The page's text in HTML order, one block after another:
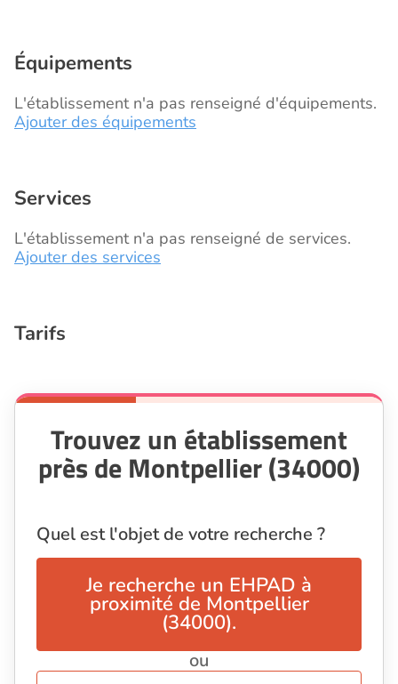
Équipements
L'établissement n'a pas renseigné d'équipements.
Ajouter des équipements
Services
L'établissement n'a pas renseigné de services.
Ajouter des services
Tarifs
Trouvez un établissement
près de Montpellier (34000)
Quel est l'objet de votre recherche ?
Je recherche un EHPAD à
proximité de Montpellier
(34000).
ou